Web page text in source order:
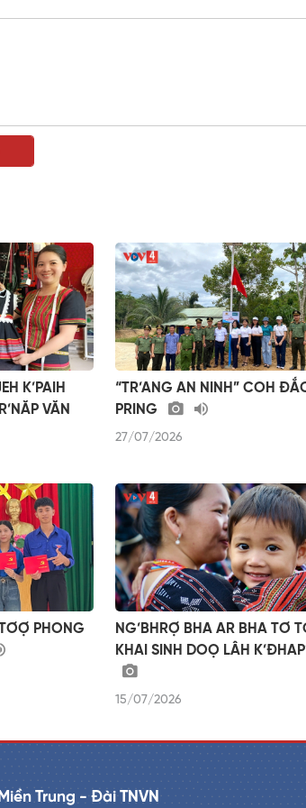
K’PAIH
VĂN
“TR’ANG AN NINH” COH
PRING
27/07/2026
PHONG
NG’BHRỢ BHA AR BHA TƠ
KHAI SINH DOỌ LÂH
15/07/2026
Trung - Đài TNVN